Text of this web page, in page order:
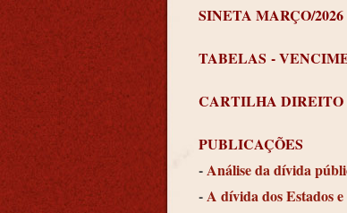
SINETA MARÇO/2026
TABELAS -
CARTILHA DIREITO
PUBLICAÇÕES
-Análise da dívida
-A dívida dos Estados